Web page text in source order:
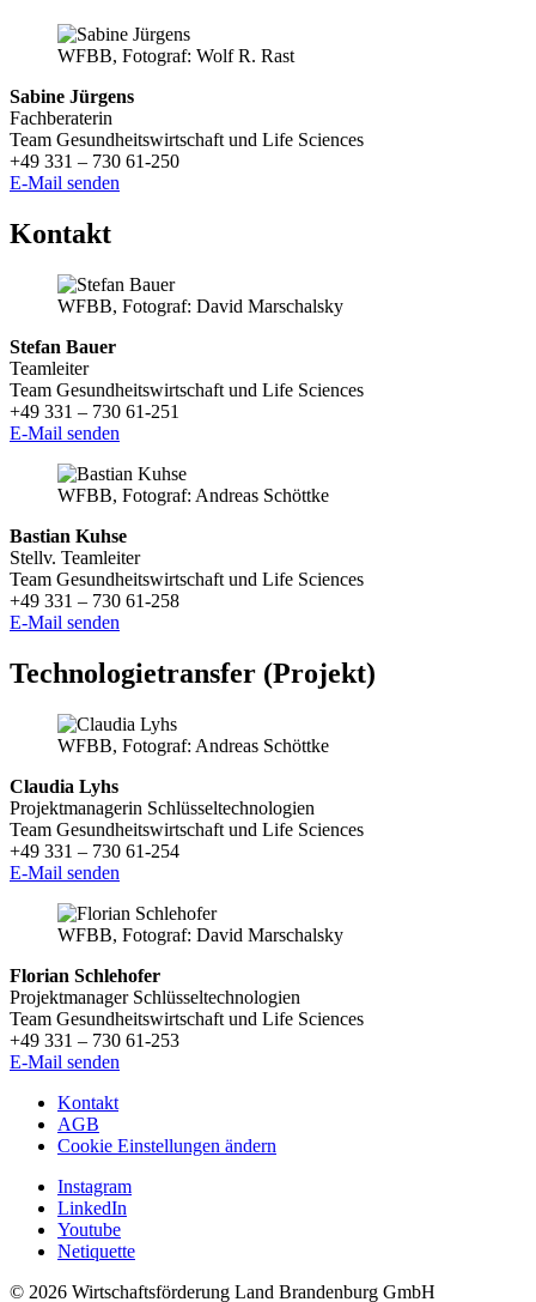
WFBB, Fotograf: Wolf R. Rast
Sabine Jürgens
Fachberaterin
Team Gesundheitswirtschaft und Life Sciences
+49 331 – 730 61-250
E-Mail senden
Kontakt
WFBB, Fotograf: David Marschalsky
Stefan Bauer
Teamleiter
Team Gesundheitswirtschaft und Life Sciences
+49 331 – 730 61-251
E-Mail senden
WFBB, Fotograf: Andreas Schöttke
Bastian Kuhse
Stellv. Teamleiter
Team Gesundheitswirtschaft und Life Sciences
+49 331 – 730 61-258
E-Mail senden
Technologietransfer (Projekt)
WFBB, Fotograf: Andreas Schöttke
Claudia Lyhs
Projektmanagerin Schlüsseltechnologien
Team Gesundheitswirtschaft und Life Sciences
+49 331 – 730 61-254
E-Mail senden
WFBB, Fotograf: David Marschalsky
Florian Schlehofer
Projektmanager Schlüsseltechnologien
Team Gesundheitswirtschaft und Life Sciences
+49 331 – 730 61-253
E-Mail senden
Kontakt
AGB
Cookie Einstellungen ändern
Instagram
LinkedIn
Youtube
Netiquette
© 2026 Wirtschaftsförderung Land Brandenburg GmbH